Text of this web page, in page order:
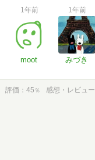
1年前
moot
1年前
みづき
評価 45 ％ 感想・レビュー